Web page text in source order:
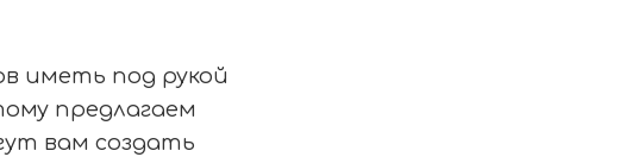
иметь под рукой
предлагаем
вам создать